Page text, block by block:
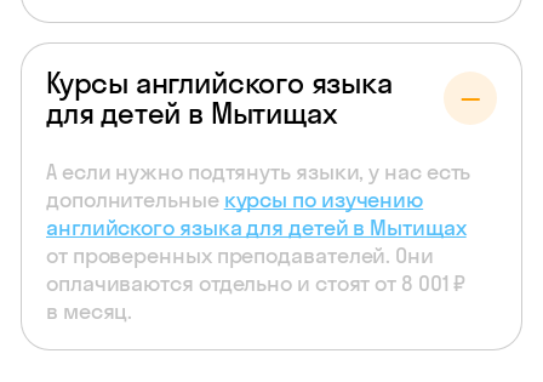
Курсы английского языка
для детей в Мытищах
А если нужно подтянуть языки, у нас есть
дополнительные курсы по изучению
английского языка для детей в Мытищах
от проверенных преподавателей. Они
оплачиваются отдельно и стоят от 8 001 ₽
в месяц.